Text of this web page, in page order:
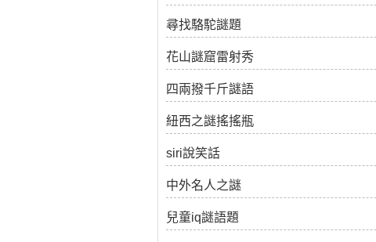
尋找駱駝謎題
花山謎窟雷射秀
四兩撥千斤謎語
紐西之謎搖搖瓶
siri說笑話
中外名人之謎
兒童iq謎語題